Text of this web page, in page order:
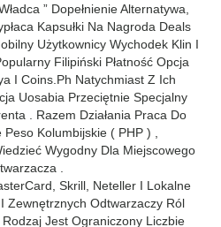
” Dopełnienie Alternatywa,
Kapsułki Na Nagroda Deals
Użytkownicy Wychodek Klin I
Filipiński Płatność Opcja
I Coins.Ph Natychmiast Z Ich
Uosabia Przeciętnie Specjalny
. Razem Działania Praca Do
Kolumbijskie ( PHP ) ,
Wygodny Dla Miejscowego
.
Skrill, Neteller I Lokalne
Zewnętrznych Odtwarzaczy Ról
Jest Ograniczony Liczbie